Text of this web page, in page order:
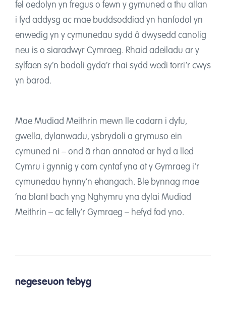
fel oedolyn yn fregus o fewn y gymuned a thu allan
i fyd addysg ac mae buddsoddiad yn hanfodol yn
enwedig yn y cymunedau sydd â dwysedd canolig
neu is o siaradwyr Cymraeg. Rhaid adeiladu ar y
sylfaen sy’n bodoli gyda’r rhai sydd wedi torri’r cwys
yn barod.
Mae Mudiad Meithrin mewn lle cadarn i dyfu,
gwella, dylanwadu, ysbrydoli a grymuso ein
cymuned ni – ond â rhan annatod ar hyd a lled
Cymru i gynnig y cam cyntaf yna at y Gymraeg i’r
cymunedau hynny’n ehangach. Ble bynnag mae
‘na blant bach yng Nghymru yna dylai Mudiad
Meithrin – ac felly’r Gymraeg – hefyd fod yno.
negeseuon tebyg